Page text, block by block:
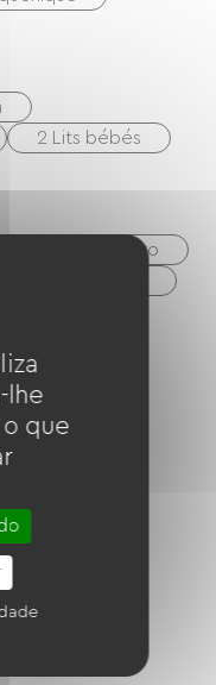
2 Lits bébés
Quatro
via cabo
Lounge
lhe
que